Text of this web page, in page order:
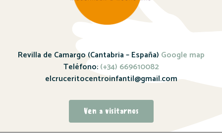
Revilla de Camargo (Cantabria – España) Google map
Teléfono:(+34) 669610082
elcruceritocentroinfantil@gmail.com
Ven a visitarnos